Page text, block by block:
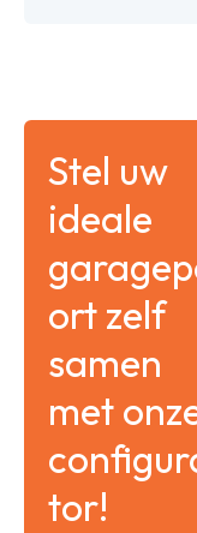
Stel uw
ideale
ort zelf
samen
met
tor!